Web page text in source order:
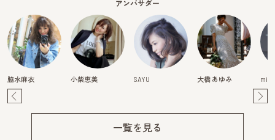
アンバサダー
脇水麻衣 小柴恵美 SAYU 大橋 あゆみ
一覧を見る